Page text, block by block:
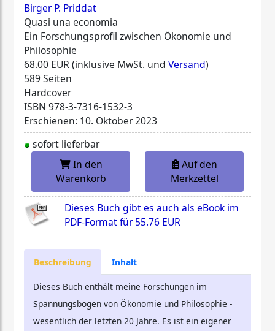
Birger P. Priddat
Quasi una economia
Ein Forschungsprofil zwischen Ökonomie und
Philosophie
68.00 EUR (inklusive MwSt. und Versand)
589 Seiten
Hardcover
ISBN 978-3-7316-1532-3
Erschienen: 10. Oktober 2023
sofort lieferbar
In den
Warenkorb
Auf den
Merkzettel
Dieses Buch gibt es auch als eBook im
PDF-Format für55.76 EUR
Beschreibung Inhalt
Dieses Buch enthält meine Forschungen im
Spannungsbogen von Ökonomie und Philosophie -
wesentlich der letzten 20 Jahre. Es ist ein eigener